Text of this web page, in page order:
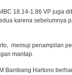
18.14-1.86 VP juga
karena sebelumnya
memuji penampilan
mantap.
Bambang Hartono